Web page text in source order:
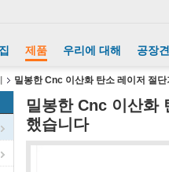
집 제품 우리에 대해 공장
밀봉한 Cnc 이산화 탄소 레이저 절
밀봉한 Cnc 이산화
했습니다